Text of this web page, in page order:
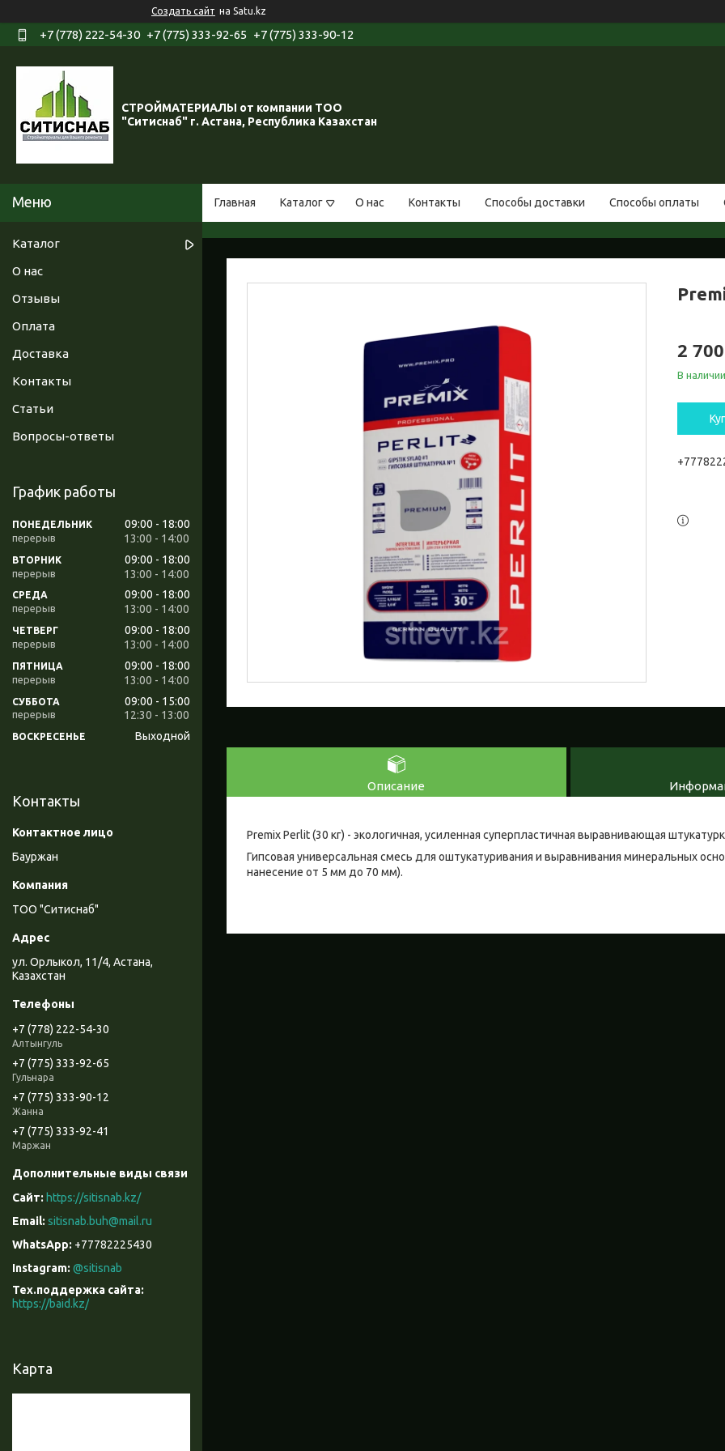
Создать сайт на Satu.kz
+7 (778) 222-54-30 +7 (775) 333-92-65 +7 (775) 333-90-12
СТРОЙМАТЕРИАЛЫ от компании ТОО
"Ситиснаб" г. Астана, Республика Казахстан
Главная Каталог О нас Контакты Способы доставки Способы оплаты
2
В наличии
Описание
Premix Perlit (30 кг) - экологичная, усиленная суперпластичная выравнивающая
Гипсовая универсальная смесь для оштукатуривания и выравнивания минеральных
нанесение от 5 мм до 70 мм).
Каталог
О нас
Отзывы
Оплата
Доставка
Контакты
Статьи
Вопросы-ответы
График работы
ПОНЕДЕЛЬНИК 09:00
18:00
13:00
14:00
ВТОРНИК 09:00
18:00
13:00
14:00
СРЕДА 09:00
18:00
13:00
14:00
ЧЕТВЕРГ 09:00
18:00
13:00
14:00
ПЯТНИЦА 09:00
18:00
13:00
14:00
СУББОТА 09:00
15:00
12:30
13:00
ВОСКРЕСЕНЬЕ Выходной
Контакты
Бауржан
ТОО "Ситиснаб"
ул. Орлыкол, 11/4, Астана,
Казахстан
+7 (778) 222-54-30
Алтынгуль
+7 (775) 333-92-65
Гульнара
+7 (775) 333-90-12
Жанна
+7 (775) 333-92-41
Маржан
https://sitisnab.kz/
sitisnab.buh@mail.ru
+77782225430
Instagram @sitisnab
Тех.поддержка сайта
https://baid.kz/
Карта